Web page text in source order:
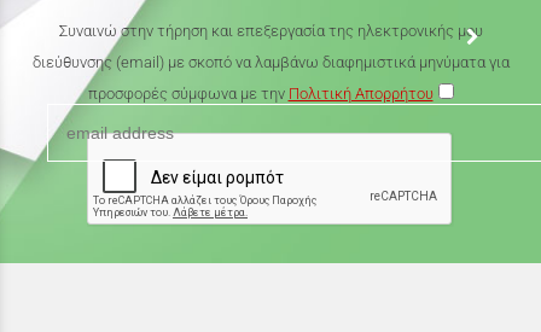
Συναινώ στην τήρηση και επεξεργασία της ηλεκτρονικής μου
διεύθυνσης (email) με σκοπό να λαμβάνω διαφημιστικά μηνύματα για
προσφορές σύμφωνα με την Πολιτική Απορρήτου